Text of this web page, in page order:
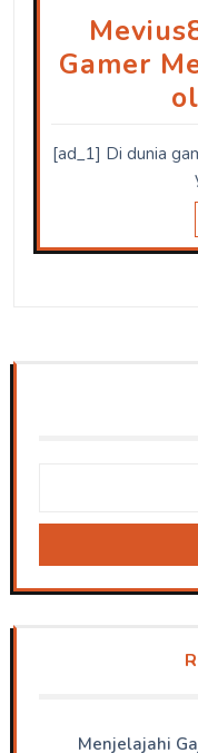
Gamer
[ad_1] Di dunia
Menjelajahi